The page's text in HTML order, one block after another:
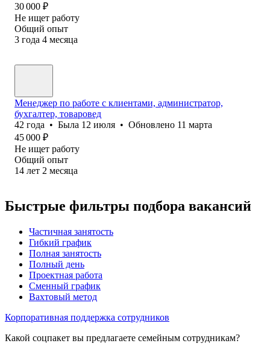
30 000 ₽
Не ищет работу
Общий опыт
3 года 4 месяца
Менеджер по работе с клиентами, администратор,
бухгалтер, товаровед
42 года • Была 12 июля • Обновлено 11 марта
45 000 ₽
Не ищет работу
Общий опыт
14 лет 2 месяца
Быстрые фильтры подбора вакансий
Частичная занятость
Гибкий график
Полная занятость
Полный день
Проектная работа
Сменный график
Вахтовый метод
Корпоративная поддержка сотрудников
Какой соцпакет вы предлагаете семейным сотрудникам?